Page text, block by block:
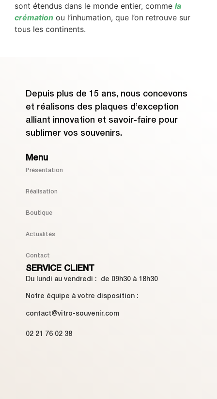
sont étendus dans le monde entier, comme la
crémation ou l’inhumation, que l’on retrouve sur
tous les continents.
Depuis plus de 15 ans, nous concevons
et réalisons des plaques d’exception
alliant innovation et savoir-faire pour
sublimer vos souvenirs.
Menu
Présentation
Réalisation
Boutique
Actualités
Contact
SERVICE CLIENT
Du lundi au vendredi : de 09h30 à 18h30
Notre équipe à votre disposition :
contact@vitro-souvenir.com
02 21 76 02 38